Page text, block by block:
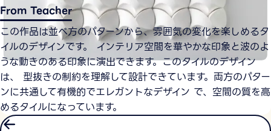
From Teacher
この作品は並べ方のパターンから、雰囲気の変化を楽しめるタ
イルのデザインです。 インテリア空間を華やかな印象と波のよ
うな動きのある印象に演出できます。このタイルのデザイン
は、 型抜きの制約を理解して設計できています。両方のパター
ンに共通して有機的でエレガントなデザイン で、空間の質を高
めるタイルになっています。